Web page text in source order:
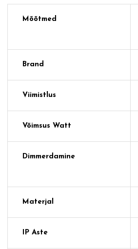
Mõõtmed
Brand
Viimistlus
Võimsus Watt
Dimmerdamine
Materjal
IP Aste